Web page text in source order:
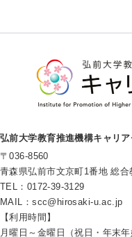
弘前大学教育推進機構キャリ
〒036-8560
青森県弘前市文京町1番地 総合
TEL：0172-39-3129
MAIL：scc@hirosaki-u.ac.jp
【利用時間】
月曜日～金曜日（祝日・年末